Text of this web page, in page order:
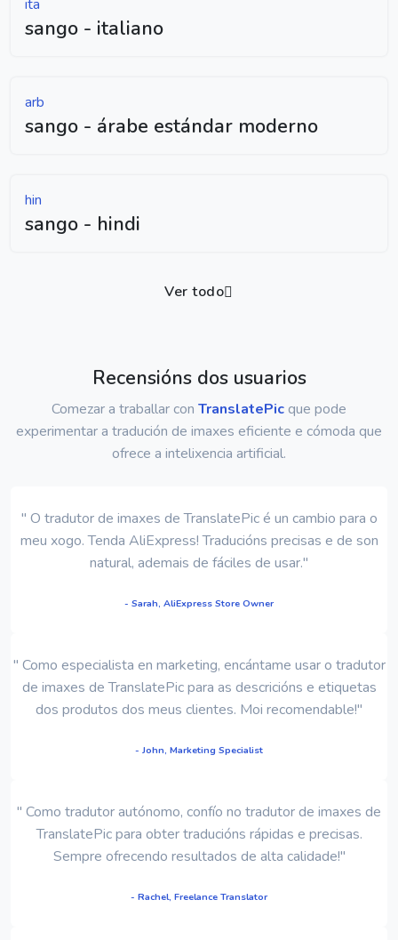
ita
sango - italiano
arb
sango - árabe estándar moderno
hin
sango - hindi
Ver todo
Recensións dos usuarios
Comezar a traballar con TranslatePicque pode
experimentar a tradución de imaxes eficiente e cómoda que
ofrece a intelixencia artificial.
" O tradutor de imaxes de TranslatePic é un cambio para o
meu xogo. Tenda AliExpress! Traducións precisas e de son
natural, ademais de fáciles de usar."
- Sarah, AliExpress Store Owner
" Como especialista en marketing, encántame usar o tradutor
de imaxes de TranslatePic para as descricións e etiquetas
dos produtos dos meus clientes. Moi recomendable!"
- John, Marketing Specialist
" Como tradutor autónomo, confío no tradutor de imaxes de
TranslatePic para obter traducións rápidas e precisas.
Sempre ofrecendo resultados de alta calidade!"
- Rachel, Freelance Translator